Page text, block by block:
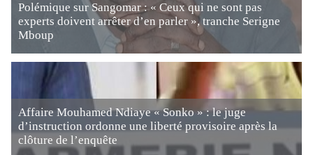
Polémique sur Sangomar : « Ceux qui ne sont pas
experts doivent arrêter d’en parler », tranche Serigne
Mboup
Affaire Mouhamed Ndiaye « Sonko » : le juge
d’instruction ordonne une liberté provisoire après la
clôture de l’enquête